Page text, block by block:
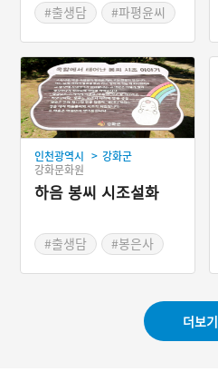
용연에 옥함이 떠오른다. 제
일 먼저 윤씨 할머니가 옥함
을 목격하고, 그 속에 있는
아이를 발견한다. 그리고 아
이가 훗날 파평 윤씨의 시조
가 되었다고 한다. 이 설화
는 시조의 탄생과 성장, 그
리고 성씨의 유래가 하늘의
절대적인 계시에 의한 것임
을 보여주고 있다.
#출생담
#파평윤씨
인천광역시 > 강화군
강화문화원
하음 봉씨 시조설화
#출생담
#봉은사
더보기